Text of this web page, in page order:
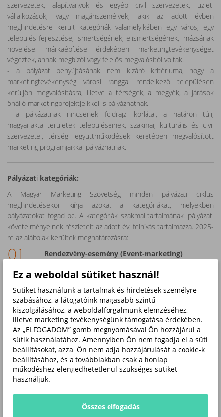
szervezetek, alapítványok és egyéb civil szervezetek, üzleti
vállalkozások, vagy magánszemélyek, akik az adott évben
meghirdetésre került kategóriák valamelyikében egy város, egy
település fejlesztése, ismertségének, elismertségének, imázsának
növelése, márkaépítése érdekében marketingtevékenységet
végeztek, annak megbízói vagy felelős megvalósítói voltak.
- a pályázat benyújtásának nem kizáró kritériuma, hogy a
marketingtevékenység városi ranggal rendelkező településen
kerüljön megvalósításra, illetve a térségek, a megyék, a járások
önálló marketingprojektjeikkel is pályázhatnak.
- a pályázatnak nincsenek földrajzi korlátai, a határon túli,
magyarlakta területek településeinek, szakmai, kulturális és civil
szervezetei, térségi együttműködések keretében megvalósított
marketing programjaikkal pályázhatnak.
Pályázati kategóriák:
A Magyar Marketing Szövetség minden pályázati ciklus
meghirdetésekor kiírja azokat a kategóriákat, melyekben
pályázatokat fogad be. A kategóriák szakmai tartalmának, pályázati
követelményeinek részleteit az adott évi felhívás tartalmazza. 2025-
re az alábbiak kerültek meghatározásra:
Rendezvény-esemény (Event-marketing)
Marketingkommunikációs megoldások és
tartalom
Marketingstratégiai, márka és identitásépítés,
arculati program
Városfejlesztési, pályázati projektek marketingje
Pályázati feltételek:
A „Városmarketing gyémánt” védjegy pályázati feltételei formai és
szakmai elemeket tartalmaznak.
Ez a weboldal sütiket használ!
Sütiket használunk a tartalmak és hirdetések személyre
szabásához, a látogatóink magasabb szintű
kiszolgálásához, a weboldalforgalmunk elemzéséhez,
illetve marketing tevékenységünk támogatása érdekében.
Az „ELFOGADOM” gomb megnyomásával Ön hozzájárul a
sütik használatához. Amennyiben Ön nem fogadja el a süti
beállításokat, azzal Ön nem adja hozzájárulását a cookie-k
beállításához, és a továbbiakban csak a honlap
működéshez elengedhetetlenül szükséges sütiket
használjuk.
Összes elfogadás